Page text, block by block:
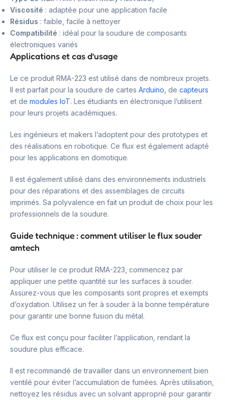
Viscosité : adaptée pour une application facile
Résidus : faible, facile à nettoyer
Compatibilité : idéal pour la soudure de composants
électroniques variés
Applications et cas d’usage
Le ce produit RMA-223 est utilisé dans de nombreux projets.
Il est parfait pour la soudure de cartes Arduino , de capteurs
et de modules IoT. Les étudiants en électronique l’utilisent
pour leurs projets académiques.
Les ingénieurs et makers l’adoptent pour des prototypes et
des réalisations en robotique. Ce flux est également adapté
pour les applications en domotique.
Il est également utilisé dans des environnements industriels
pour des réparations et des assemblages de circuits
imprimés. Sa polyvalence en fait un produit de choix pour les
professionnels de la soudure.
Guide technique : comment utiliser le flux souder
amtech
Pour utiliser le ce produit RMA-223, commencez par
appliquer une petite quantité sur les surfaces à souder.
Assurez-vous que les composants sont propres et exempts
d’oxydation. Utilisez un fer à souder à la bonne température
pour garantir une bonne fusion du métal.
Ce flux est conçu pour faciliter l’application, rendant la
soudure plus efficace.
Il est recommandé de travailler dans un environnement bien
ventilé pour éviter l’accumulation de fumées. Après utilisation,
nettoyez les résidus avec un solvant approprié pour garantir